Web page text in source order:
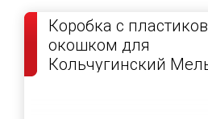
Коробка с
окошком для
Кольчугинский